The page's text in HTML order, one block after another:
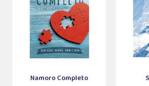
Namoro Completo